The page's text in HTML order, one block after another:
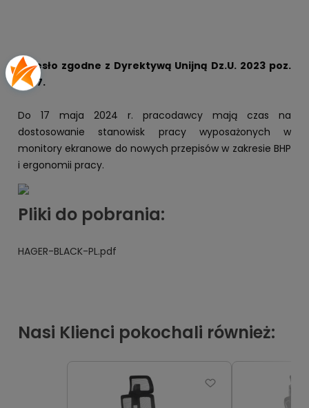
Krzesło zgodne z Dyrektywą Unijną Dz.U. 2023 poz.
2367.
Do 17 maja 2024 r. pracodawcy mają czas na
dostosowanie stanowisk pracy wyposażonych w
monitory ekranowe do nowych przepisów w zakresie BHP
i ergonomii pracy.
Pliki do pobrania:
HAGER-BLACK-PL.pdf
Nasi Klienci pokochali również: